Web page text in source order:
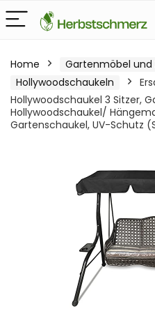
Home
Gartenmöbel und
Hollywoodschaukeln
Hollywoodschaukel 3 Sitzer,
Hollywoodschaukel/
Gartenschaukel, UV-Schutz